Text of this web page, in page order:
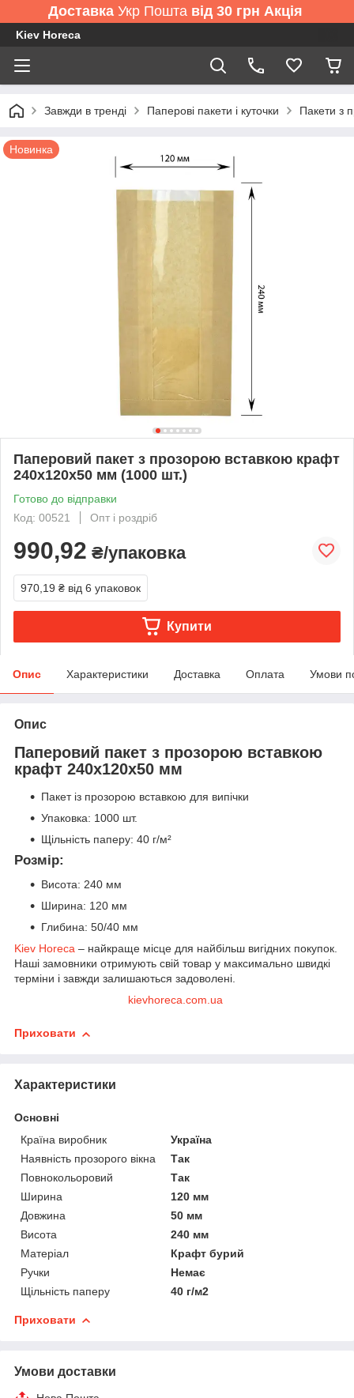
ДоставкаУкр Пошта від 30 грн Акція
Kiev Horeca
Завжди в тренді Паперові пакети і куточки Пакети з
Новинка
Паперовий пакет з прозорою вставкою крафт
240х120х50 мм (1000 шт.)
Готово до відправки
Код: 00521
Опт і роздріб
990,92 ₴/упаковка
970,19 ₴ від 6 упаковок
Купити
Опис Характеристики Доставка Оплата Умови
Опис
Паперовий пакет з прозорою вставкою
крафт 240х120х50 мм
Пакет із прозорою вставкою для випічки
Упаковка: 1000 шт.
Щільність паперу: 40 г/м²
Розмір:
Висота: 240 мм
Ширина: 120 мм
Глибина: 50/40 мм
Kiev Horeca – найкраще місце для найбільш вигідних покупок.
Наші замовники отримують свій товар у максимально швидкі
терміни і завжди залишаються задоволені.
kievhoreca.com.ua
Приховати
Характеристики
Основні
Країна виробник
Україна
Наявність прозорого вікна
Так
Повнокольоровий
Так
Ширина
120 мм
Довжина
50 мм
Висота
240 мм
Матеріал
Крафт бурий
Ручки
Немає
Щільність паперу
40 г/м2
Приховати
Умови доставки